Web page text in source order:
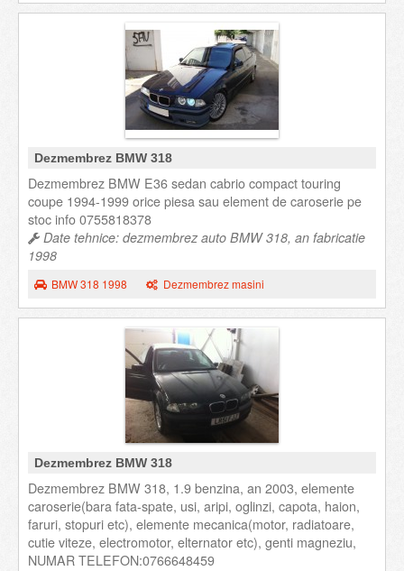
Dezmembrez BMW 318
Dezmembrez BMW E36 sedan cabrio compact touring
coupe 1994-1999 orice piesa sau element de caroserie pe
stoc info 0755818378
Date tehnice: dezmembrez auto BMW 318, an fabricatie
1998
BMW 318 1998 Dezmembrez masini
Dezmembrez BMW 318
Dezmembrez BMW 318, 1.9 benzina, an 2003, elemente
caroserie(bara fata-spate, usi, aripi, oglinzi, capota, haion,
faruri, stopuri etc), elemente mecanica(motor, radiatoare,
cutie viteze, electromotor, elternator etc), genti magneziu,
NUMAR TELEFON:0766648459